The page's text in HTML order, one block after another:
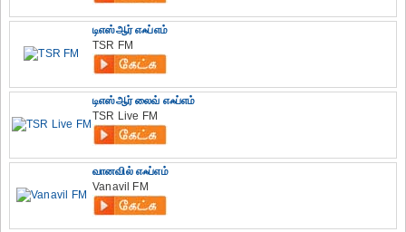
டிஎஸ்ஆர் எஃப்எம்
TSR FM
டிஎஸ்ஆர் லைவ் எஃப்எம்
TSR Live FM
வானவில் எஃப்எம்
Vanavil FM